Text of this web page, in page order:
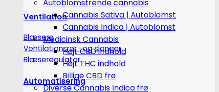
Ventilation
Blæsere
Ventilationsrør -og slanger
Blæseregulator
Automatisering
Autoblomstrende cannabis
Cannabis Sativa | Autoblomst
Cannabis Indica | Autoblomst
Medicinsk Cannabis
Højt CBD indhold
Højt THC indhold
Billige CBD frø
Diverse Cannabis Indica frø